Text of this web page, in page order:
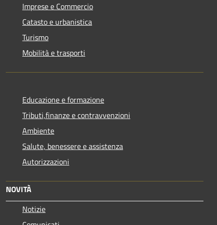
Imprese e Commercio
Catasto e urbanistica
Turismo
Mobilità e trasporti
Educazione e formazione
Tributi,finanze e contravvenzioni
Ambiente
Salute, benessere e assistenza
Autorizzazioni
NOVITÀ
Notizie